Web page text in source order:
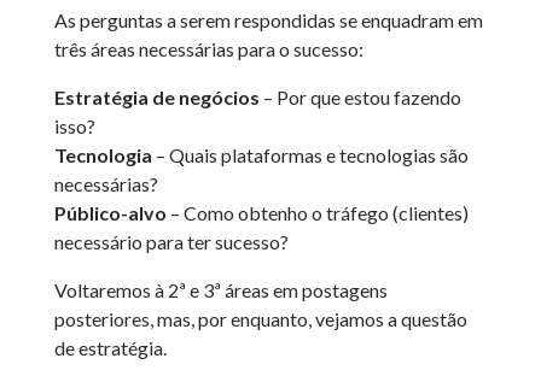
As perguntas a serem respondidas se enquadram em
três áreas necessárias para o sucesso:
Estratégia de negócios – Por que estou fazendo
isso?
Tecnologia – Quais plataformas e tecnologias são
necessárias?
Público-alvo – Como obtenho o tráfego (clientes)
necessário para ter sucesso?
Voltaremos à 2ª e 3ª áreas em postagens
posteriores, mas, por enquanto, vejamos a questão
de estratégia.